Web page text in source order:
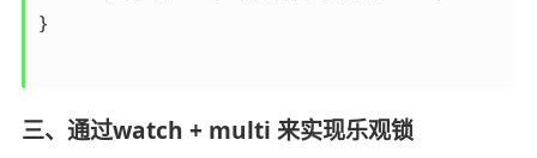
}
三、通过watch + multi 来实现乐观锁